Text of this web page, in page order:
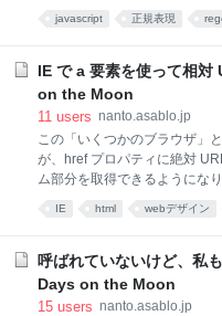
JavaScript の正規表現には以
クリプト名の指定 (\p{...}) に
ッチになる)。 BMP 外の文字
の符号単位を記述する必要が
で導入された /u フラグで解決
しょう。\
javascript 正規表現
IE で a 要素を使って相
on the Moon
11 users nanto.asablo.jp
この「いくつかのブラウザ」
が、href プロパティに絶対
ム部分を取得できるようにな
elm.href = '/foo?bar#baz'; // IE
4); // IE (少なくとも 8 ～ 11)
elm.protocol // => "http:"
IE html webデザイン
呼ばれていないけど、私
Days on the Moon
15 users nanto.asablo.jp